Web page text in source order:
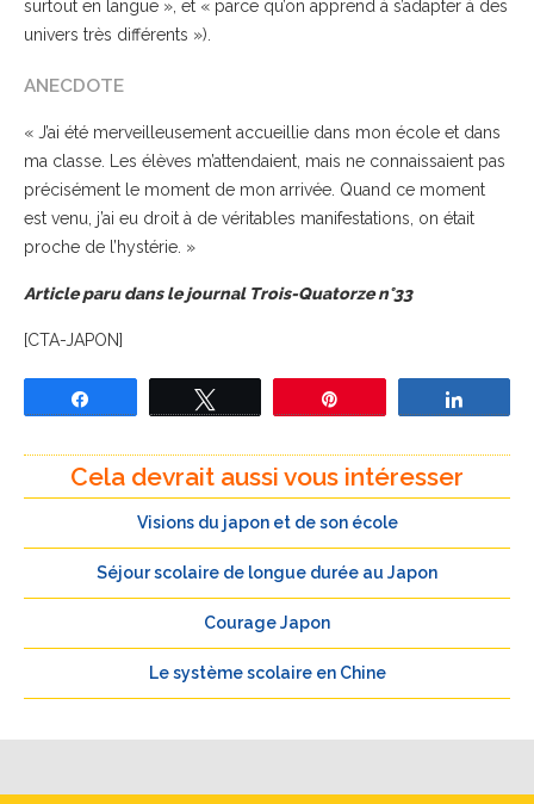
surtout en langue », et « parce qu’on apprend à s’adapter à des
univers très différents »).
ANECDOTE
« J’ai été merveilleusement accueillie dans mon école et dans
ma classe. Les élèves m’attendaient, mais ne connaissaient pas
précisément le moment de mon arrivée. Quand ce moment
est venu, j’ai eu droit à de véritables manifestations, on était
proche de l’hystérie. »
Article paru dans le journal Trois-Quatorze n°33
[CTA-JAPON]
Cela devrait aussi vous intéresser
Visions du japon et de son école
Séjour scolaire de longue durée au Japon
Courage Japon
Le système scolaire en Chine